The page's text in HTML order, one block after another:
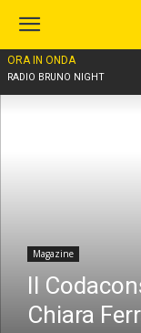
ORA IN ONDA
RADIO BRUNO NIGHT
Home
Magazine
Il
Chiara